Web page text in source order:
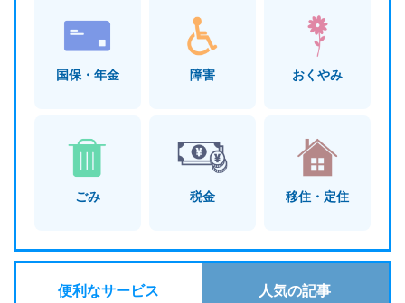
国保・年金 障害 おくやみ
ごみ 税金 移住・定住
便利なサービス 人気の記事